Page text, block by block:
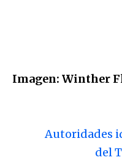
Imagen: Winther
Autoridades
del